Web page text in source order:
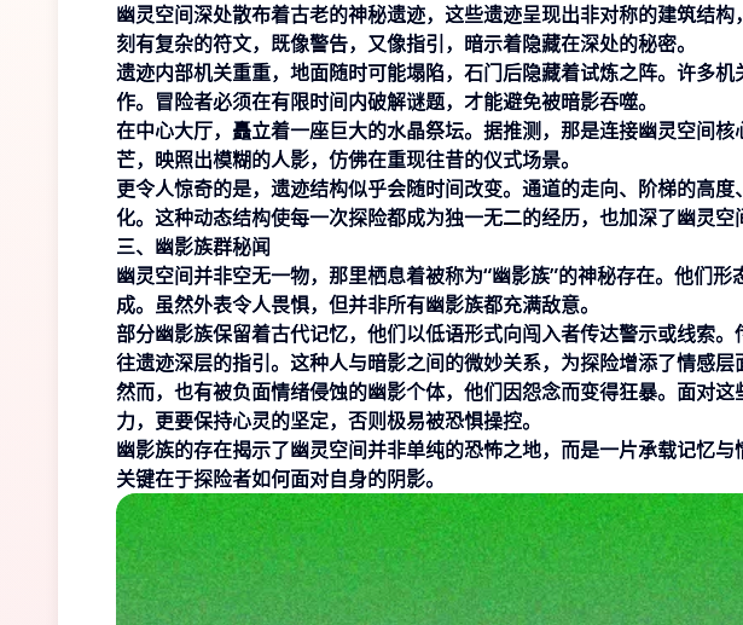
幽灵空间深处散布着古老的神秘遗迹，这些遗迹呈现出非对称的建筑结
刻有复杂的符文，既像警告，又像指引，暗示着隐藏在深处的秘密。
遗迹内部机关重重，地面随时可能塌陷，石门后隐藏着试炼之阵。许多
作。冒险者必须在有限时间内破解谜题，才能避免被暗影吞噬。
在中心大厅，矗立着一座巨大的水晶祭坛。据推测，那是连接幽灵空间
芒，映照出模糊的人影，仿佛在重现往昔的仪式场景。
更令人惊奇的是，遗迹结构似乎会随时间改变。通道的走向、阶梯的高
化。这种动态结构使每一次探险都成为独一无二的经历，也加深了幽灵空
三、幽影族群秘闻
幽灵空间并非空无一物，那里栖息着被称为“幽影族”的神秘存在。他们
成。虽然外表令人畏惧，但并非所有幽影族都充满敌意。
部分幽影族保留着古代记忆，他们以低语形式向闯入者传达警示或线索
往遗迹深层的指引。这种人与暗影之间的微妙关系，为探险增添了情感层
然而，也有被负面情绪侵蚀的幽影个体，他们因怨念而变得狂暴。面对
力，更要保持心灵的坚定，否则极易被恐惧操控。
幽影族的存在揭示了幽灵空间并非单纯的恐怖之地，而是一片承载记忆与
关键在于探险者如何面对自身的阴影。